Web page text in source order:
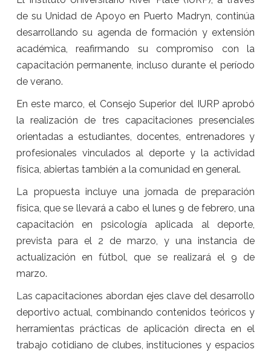
de su Unidad de Apoyo en Puerto Madryn, continúa
desarrollando su agenda de formación y extensión
académica, reafirmando su compromiso con la
capacitación permanente, incluso durante el período
de verano.
En este marco, el Consejo Superior del IURP aprobó
la realización de tres capacitaciones presenciales
orientadas a estudiantes, docentes, entrenadores y
profesionales vinculados al deporte y la actividad
física, abiertas también a la comunidad en general.
La propuesta incluye una jornada de preparación
física, que se llevará a cabo el lunes 9 de febrero, una
capacitación en psicología aplicada al deporte,
prevista para el 2 de marzo, y una instancia de
actualización en fútbol, que se realizará el 9 de
marzo.
Las capacitaciones abordan ejes clave del desarrollo
deportivo actual, combinando contenidos teóricos y
herramientas prácticas de aplicación directa en el
trabajo cotidiano de clubes, instituciones y espacios